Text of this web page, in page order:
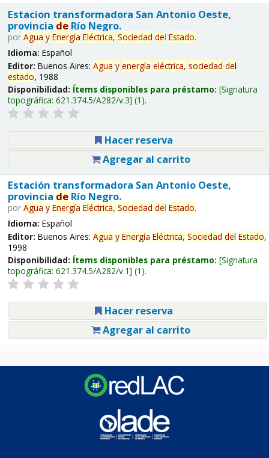
Estacion transformadora San Antonio Oeste,
provincia deRío Negro.
por Agua y Energía Eléctrica, Sociedad del Estado.
Idioma: Español
Editor: Buenos Aires: Agua y energía eléctrica, sociedad del
estado, 1988
Disponibilidad: Ítems disponibles para préstamo: Signatura
topográfica: 621.374.5/A282/v.3 (1).
Hacer reserva
Agregar al carrito
Estación transformadora San Antonio Oeste,
provincia deRío Negro.
por Agua y Energía Eléctrica, Sociedad del Estado.
Idioma: Español
Editor: Buenos Aires: Agua y Energía Eléctrica, Sociedad del Estado,
1998
Disponibilidad: Ítems disponibles para préstamo: Signatura
topográfica: 621.374.5/A282/v.1 (1).
Hacer reserva
Agregar al carrito